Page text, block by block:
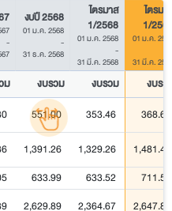
-
งบปี 2568
01 ม.ค. 2568
-
31 ธ.ค. 2568
ไตรมาส
1/2568
01 ม.ค. 2568
-
31 มี.ค. 2568
ไตรมา
1/
01 ม.ค.
31 มี.ค.
ม งบรวม งบรวม งบรว
551.00 353.46 368.62
1,391.26 1,329.26 1,481.40
633.99 633.52 711.58
2,629.89 2,364.67 2,647.89